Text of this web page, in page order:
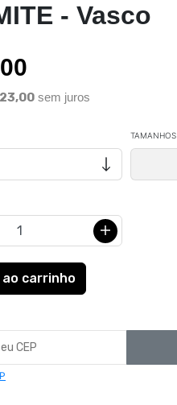
- Vasco
sem juros
TAMANHOS